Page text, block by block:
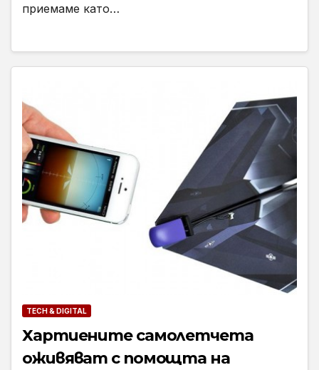
приемаме като…
TECH & DIGITAL
Хартиените самолетчета
оживяват с помощта на